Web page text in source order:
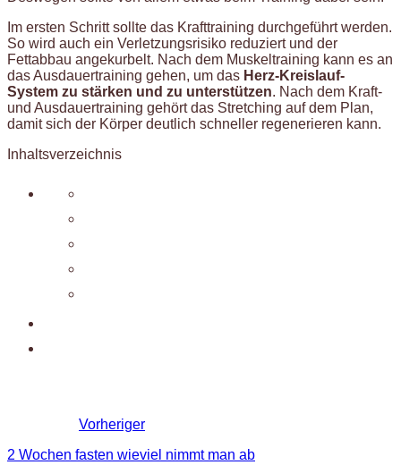
Im ersten Schritt sollte das Krafttraining durchgeführt werden.
So wird auch ein Verletzungsrisiko reduziert und der
Fettabbau angekurbelt. Nach dem Muskeltraining kann es an
das Ausdauertraining gehen, um das Herz-Kreislauf-
System zu stärken und zu unterstützen. Nach dem Kraft-
und Ausdauertraining gehört das Stretching auf dem Plan,
damit sich der Körper deutlich schneller regenerieren kann.
Inhaltsverzeichnis
Vorheriger
2 Wochen fasten wieviel nimmt man ab